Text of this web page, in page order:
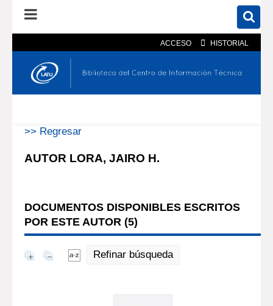
ACCESO HISTORIAL
En el catálogo En el sitio
>> Regresar
AUTOR LORA, JAIRO H.
DOCUMENTOS DISPONIBLES ESCRITOS
POR ESTE AUTOR (5)
Refinar búsqueda